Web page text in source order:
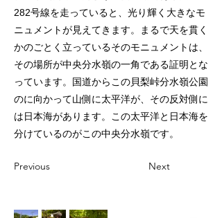
282号線を走っていると、光り輝く大きなモ
ニュメントが見えてきます。まるで天を貫く
かのごとく立っているそのモニュメントは、
その場所が中央分水嶺の一角である証明とな
っています。国道からこの貝梨峠分水嶺公園
のに向かって山側に太平洋が、その反対側に
は日本海があります。この太平洋と日本海を
分けているのがこの中央分水嶺です。
Previous Next